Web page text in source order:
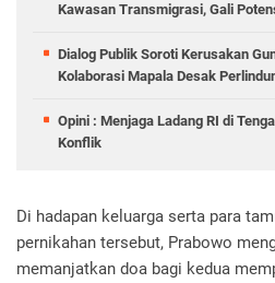
Kawasan Transmigrasi, Gali
Dialog Publik Soroti Kerusakan
Kolaborasi Mapala Desak
Opini : Menjaga Ladang RI di
Konflik
Di hadapan keluarga serta para
pernikahan tersebut, Prabowo
memanjatkan doa bagi kedua